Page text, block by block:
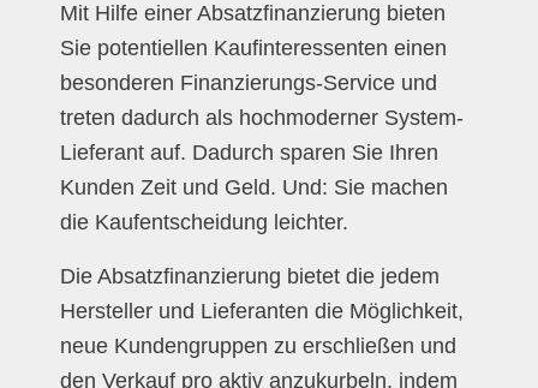
Mit Hilfe einer Absatzfinanzierung bieten
Sie potentiellen Kaufinteressenten einen
besonderen Finanzierungs-Service und
treten dadurch als hochmoderner System-
Lieferant auf. Dadurch sparen Sie Ihren
Kunden Zeit und Geld. Und: Sie machen
die Kaufentscheidung leichter.
Die Absatzfinanzierung bietet die jedem
Hersteller und Lieferanten die Möglichkeit,
neue Kundengruppen zu erschließen und
den Verkauf pro aktiv anzukurbeln, indem